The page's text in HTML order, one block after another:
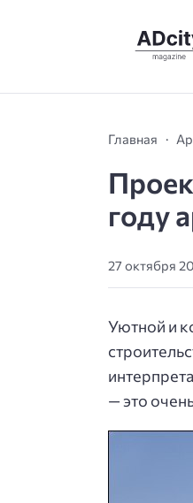
Главная
году
27 октября
Уютной и
— это